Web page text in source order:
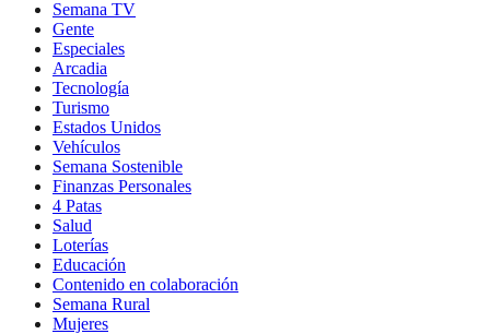
Semana TV
Gente
Especiales
Arcadia
Tecnología
Turismo
Estados Unidos
Vehículos
Semana Sostenible
Finanzas Personales
4 Patas
Salud
Loterías
Educación
Contenido en colaboración
Semana Rural
Mujeres